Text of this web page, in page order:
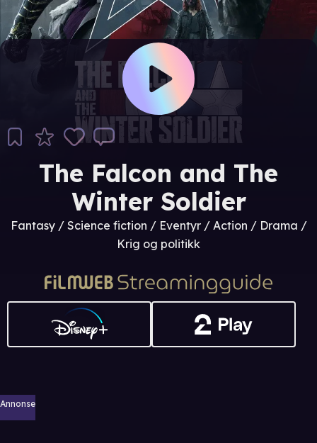
The Falcon and The
Winter Soldier
Fantasy / Science fiction / Eventyr / Action / Drama /
Krig og politikk
Annonse